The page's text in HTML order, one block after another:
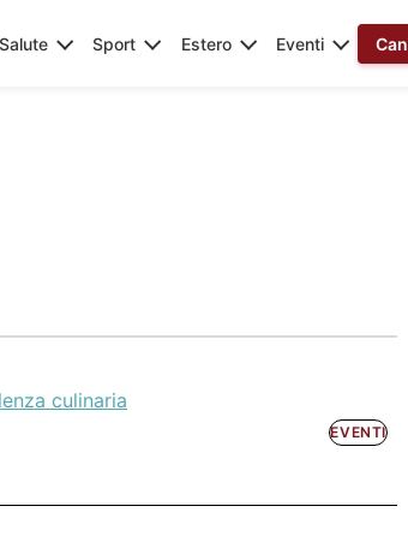
Salute Sport Estero Eventi
culinaria
EVENTI